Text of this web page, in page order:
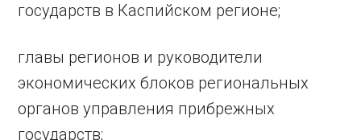
государств в Каспийском регионе;
главы регионов и руководители
экономических блоков региональных
органов управления прибрежных
государств;